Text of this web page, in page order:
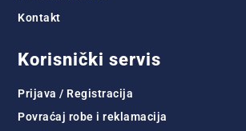
Kontakt
Korisnički servis
Prijava / Registracija
Povraćaj robe i reklamacija